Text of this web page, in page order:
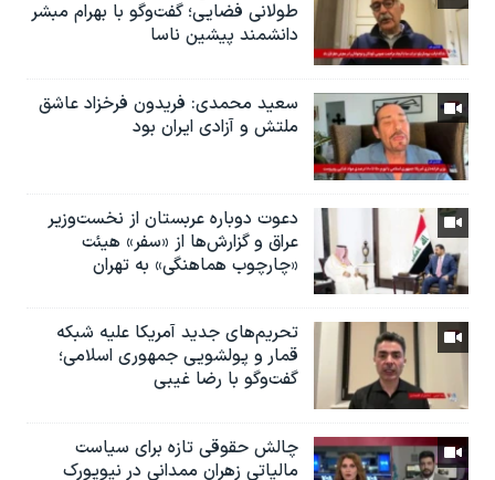
طولانی فضایی؛ گفت‌وگو با بهرام مبشر
دانشمند پیشین ناسا
سعید محمدی: فریدون فرخزاد عاشق
ملتش و آزادی ایران بود
دعوت دوباره عربستان از نخست‌وزیر
عراق و گزارش‌ها از «سفر» هیئت
«چارچوب هماهنگی» به تهران
تحریم‌های جدید آمریکا علیه شبکه
قمار و پولشویی جمهوری اسلامی؛
گفت‌وگو با رضا غیبی
چالش حقوقی تازه برای سیاست
مالیاتی زهران ممدانی در نیویورک